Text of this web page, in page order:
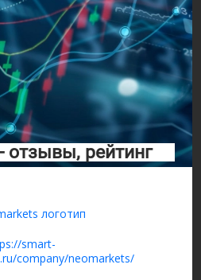
отзывы, рейтинг
smart-
company/neomarkets/